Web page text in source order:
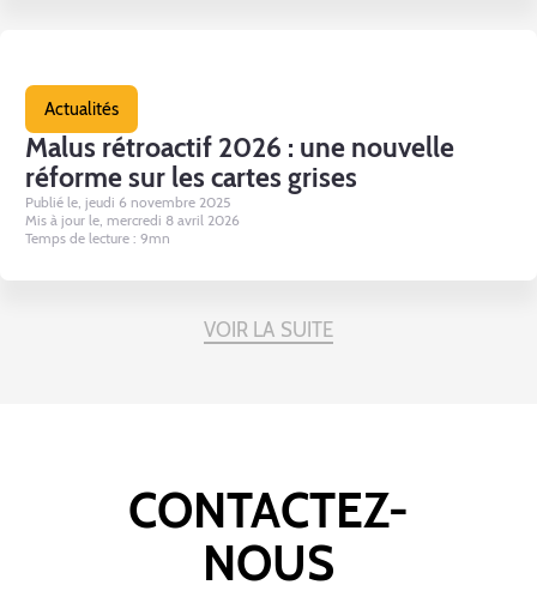
Actualités
Malus rétroactif 2026 : une nouvelle
réforme sur les cartes grises
Publié le, jeudi 6 novembre 2025
Mis à jour le, mercredi 8 avril 2026
Temps de lecture : 9mn
VOIR LA SUITE
CONTACTEZ-
NOUS